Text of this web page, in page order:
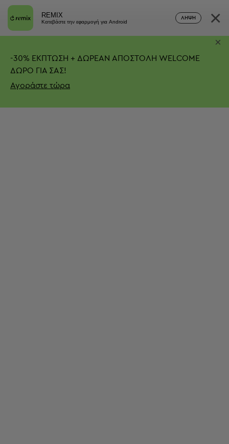
REMIX
Κατεβάστε την εφαρμογή για Android
ΛΉΨΗ ×
-30% ΕΚΠΤΩΣΗ + ΔΩΡΕΑΝ ΑΠΟΣΤΟΛΗ WELCOME
ΔΩΡΟ ΓΙΑ ΣΑΣ!
Αγοράστε τώρα
×